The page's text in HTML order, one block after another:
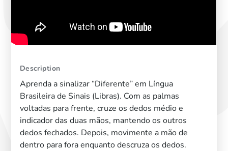
Description
Aprenda a sinalizar “Diferente” em Língua
Brasileira de Sinais (Libras). Com as palmas
voltadas para frente, cruze os dedos médio e
indicador das duas mãos, mantendo os outros
dedos fechados. Depois, movimente a mão de
dentro para fora enquanto descruza os dedos.